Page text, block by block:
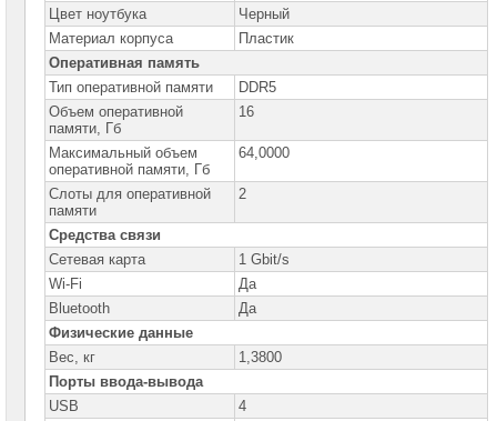
Lenovo
LOQ
Ноутбуки
Lenovo
Gaming
Ноутбуки
Lenovo
Yoga
Ноутбуки
Lenovo
V
Ноутбуки
Samsung
Ноутбуки
Gigabyte
Моноблоки
Brand
Name
Цвет ноутбука
Черный
Материал корпуса
Пластик
Оперативная память
Тип оперативной памяти
DDR5
Объем оперативной
памяти, Гб
16
Максимальный объем
оперативной памяти, Гб
64,0000
Слоты для оперативной
памяти
2
Средства связи
Cетевая карта
1 Gbit/s
Wi-Fi
Да
Bluetooth
Да
Физические данные
Вес, кг
1,3800
Порты ввода-вывода
USB
4